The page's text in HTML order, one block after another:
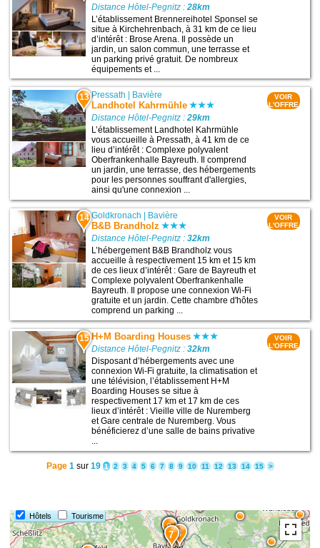
Distance Hôtel-Pegnitz :28km
L’établissement Brennereihotel Sponsel se
situe à Kirchehrenbach, à 31 km de ce lieu
d’intérêt : Brose Arena. Il possède un
jardin, un salon commun, une terrasse et
un parking privé gratuit. De nombreux
équipements et ...
13 Pressath Bavière
Landhotel Kahrmühle
Distance Hôtel-Pegnitz :29km
L’établissement Landhotel Kahrmühle
vous accueille à Pressath, à 41 km de ce
lieu d’intérêt : Complexe polyvalent
Oberfrankenhalle Bayreuth. Il comprend
un jardin, une terrasse, des hébergements
pour les personnes souffrant d'allergies,
ainsi qu'une connexion ...
VOIR
L'OFFRE
14 Goldkronach Bavière
B&B Brandholz
Distance Hôtel-Pegnitz :32km
L’hébergement B&B Brandholz vous
accueille à respectivement 15 km et 15 km
de ces lieux d’intérêt : Gare de Bayreuth et
Complexe polyvalent Oberfrankenhalle
Bayreuth. Il propose une connexion Wi-Fi
gratuite et un jardin. Cette chambre d'hôtes
comprend un parking ...
VOIR
L'OFFRE
15 H+M Boarding Houses
Distance Hôtel-Pegnitz :32km
Disposant d’hébergements avec une
connexion Wi-Fi gratuite, la climatisation et
une télévision, l’établissement H+M
Boarding Houses se situe à
respectivement 17 km et 17 km de ces
lieux d’intérêt : Vieille ville de Nuremberg
et Gare centrale de Nuremberg. Vous
bénéficierez d’une salle de bains privative
...
VOIR
L'OFFRE
Page 1sur 19 1 2 3 4 5 6 7 8 9 10 11 12 13 14 15 >
Hôtels Tourisme
10
9
8
7